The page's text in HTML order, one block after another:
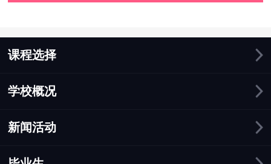
课程选择
学校概况
新闻活动